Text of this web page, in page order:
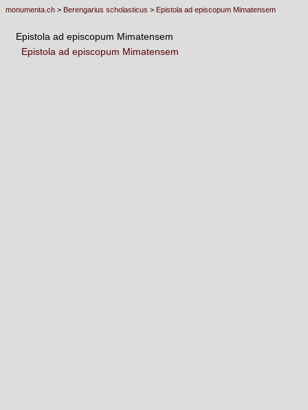
monumenta.ch > Berengarius scholasticus > Epistola ad episcopum Mimatensem
Epistola ad episcopum Mimatensem
Epistola ad episcopum Mimatensem